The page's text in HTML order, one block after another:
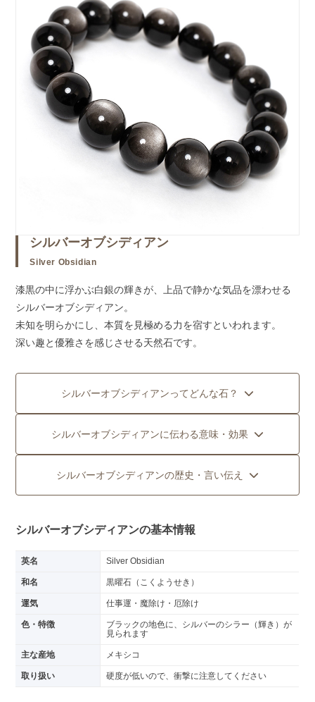
シルバーオブシディアン
Silver Obsidian
漆黒の中に浮かぶ白銀の輝きが、上品で静かな気品を漂わせる
シルバーオブシディアン。
未知を明らかにし、本質を見極める力を宿すといわれます。
深い趣と優雅さを感じさせる天然石です。
シルバーオブシディアンってどんな石？
シルバーオブシディアンに伝わる意味・効果
シルバーオブシディアンの歴史・言い伝え
シルバーオブシディアンの基本情報
英名 Silver Obsidian
和名 黒曜石（こくようせき）
運気 仕事運・魔除け・厄除け
色・特徴
ブラックの地色に、シルバーのシラー（輝き）が
見られます
主な産地 メキシコ
取り扱い 硬度が低いので、衝撃に注意してください